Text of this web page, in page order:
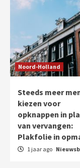
Noord-Holland
Steeds meer
kiezen voor
opknappen in
van vervangen:
Plakfolie in
1 jaar ago